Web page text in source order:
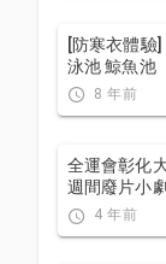
[防寒衣體驗
泳池 鯨魚池
8 年前
全運會彰化
週間廢片小
iPhone 13
4 年前